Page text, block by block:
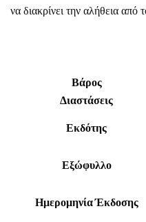
να διακρίνει την αλήθεια από
Βάρος
Διαστάσεις
Εκδότης
Εξώφυλλο
Ημερομηνία Έκδοσης